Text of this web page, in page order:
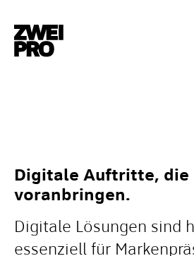
Digitale Auftritte, die
voranbringen.
Digitale Lösungen sind
essenziell für